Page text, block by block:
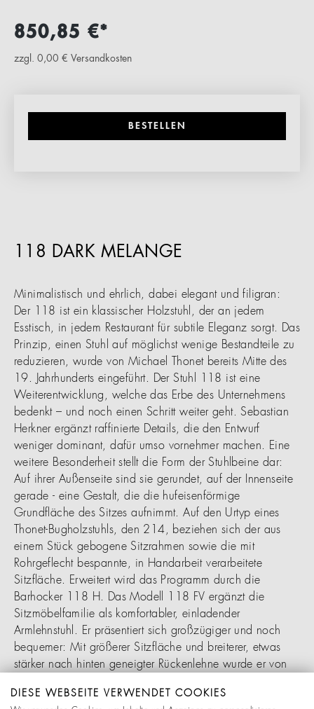
850,85 €*
zzgl. 0,00 € Versandkosten
BESTELLEN
118 DARK MELANGE
Minimalistisch und ehrlich, dabei elegant und filigran:
Der 118 ist ein klassischer Holzstuhl, der an jedem
Esstisch, in jedem Restaurant für subtile Eleganz sorgt. Das
Prinzip, einen Stuhl auf möglichst wenige Bestandteile zu
reduzieren, wurde von Michael Thonet bereits Mitte des
19. Jahrhunderts eingeführt. Der Stuhl 118 ist eine
Weiterentwicklung, welche das Erbe des Unternehmens
bedenkt – und noch einen Schritt weiter geht. Sebastian
Herkner ergänzt raffinierte Details, die den Entwurf
weniger dominant, dafür umso vornehmer machen. Eine
weitere Besonderheit stellt die Form der Stuhlbeine dar:
Auf ihrer Außenseite sind sie gerundet, auf der Innenseite
gerade - eine Gestalt, die die hufeisenförmige
Grundfläche des Sitzes aufnimmt. Auf den Urtyp eines
Thonet-Bugholzstuhls, den 214, beziehen sich der aus
einem Stück gebogene Sitzrahmen sowie die mit
Rohrgeflecht bespannte, in Handarbeit verarbeitete
Sitzfläche. Erweitert wird das Programm durch die
Barhocker 118 H. Das Modell 118 FV ergänzt die
Sitzmöbelfamilie als komfortabler, einladender
Armlehnstuhl. Er präsentiert sich großzügiger und noch
bequemer: Mit größerer Sitzfläche und breiterer, etwas
stärker nach hinten geneigter Rückenlehne wurde er von
DIESE WEBSEITE VERWENDET COOKIES